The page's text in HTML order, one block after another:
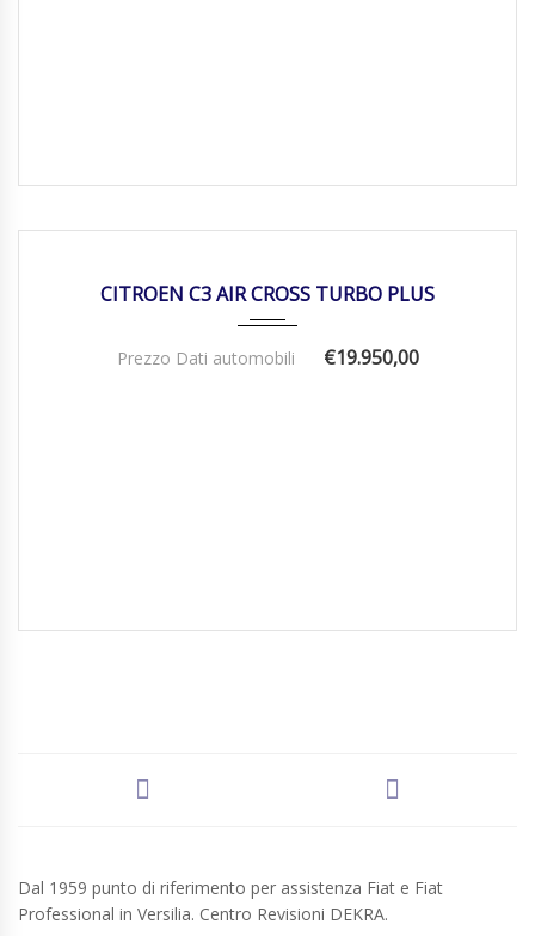
CITROEN C3 AIR CROSS TURBO PLUS
Prezzo Dati automobili €19.950,00
Dal 1959 punto di riferimento per assistenza Fiat e Fiat
Professional in Versilia. Centro Revisioni DEKRA.